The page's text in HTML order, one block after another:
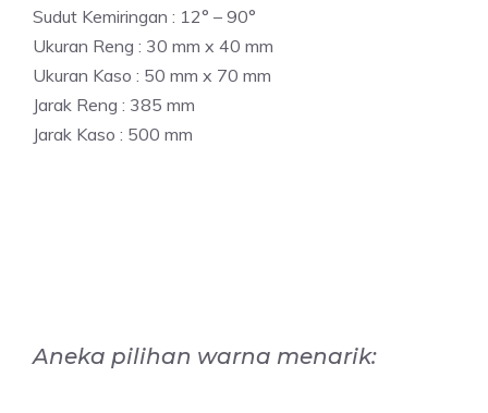
Sudut Kemiringan : 12° – 90°
Ukuran Reng : 30 mm x 40 mm
Ukuran Kaso : 50 mm x 70 mm
Jarak Reng : 385 mm
Jarak Kaso : 500 mm
Aneka pilihan warna menarik: